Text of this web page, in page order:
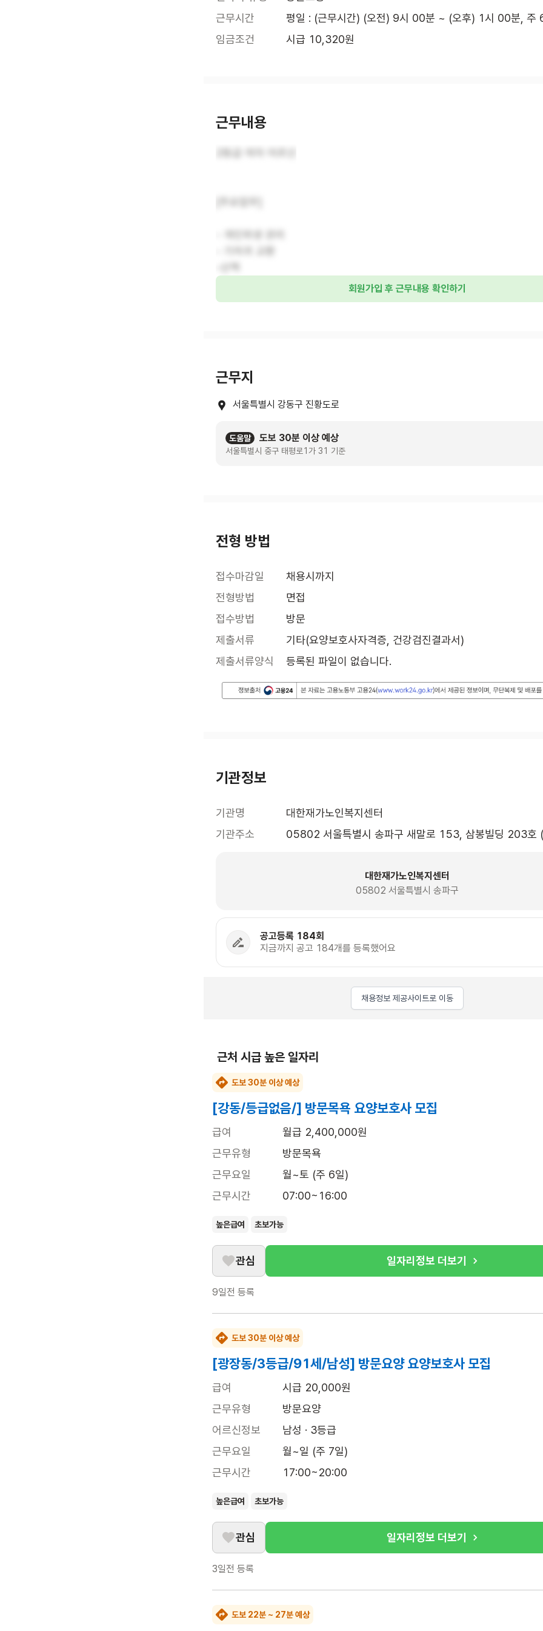
근무시간
평일 : (근무시간) (오전) 9시 00분 ~ (오후) 1시 00분, 주
임금조건
시급 10,320원
근무내용
회원가입 후 근무내용 확인하기
근무지
서울특별시 강동구 진황도로
도움말 도보 30분 이상 예상
서울특별시 중구 태평로1가 31 기준
전형 방법
접수마감일
채용시까지
전형방법
면접
접수방법
방문
제출서류
기타(요양보호사자격증, 건강검진결과서)
제출서류양식
등록된 파일이 없습니다.
기관정보
기관명
대한재가노인복지센터
기관주소
05802 서울특별시 송파구 새말로 153, 삼봉빌딩 203호
대한재가노인복지센터
05802 서울특별시 송파구
공고등록 184회
지금까지 공고 184개를 등록했어요
채용정보 제공사이트로 이동
근처 시급 높은 일자리
도보 30분 이상 예상
[강동/등급없음/] 방문목욕 요양보호사 모집
급여
월급 2,400,000원
근무유형
방문목욕
근무요일
월~토 (주 6일)
근무시간
07:00~16:00
높은급여 초보가능
관심 일자리정보 더보기
9일전 등록
도보 30분 이상 예상
[광장동/3등급/91세/남성] 방문요양 요양보호사 모집
급여
시급 20,000원
근무유형
방문요양
어르신정보
남성 · 3등급
근무요일
월~일 (주 7일)
근무시간
17:00~20:00
높은급여 초보가능
관심 일자리정보 더보기
3일전 등록
도보 22분 ~ 27분 예상